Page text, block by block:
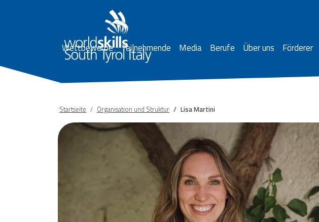
Hauptnavigation
Wettbewerbe Teilnehmende Media Berufe Über uns Förderer
Startseite Organisation und Struktur Lisa Martini